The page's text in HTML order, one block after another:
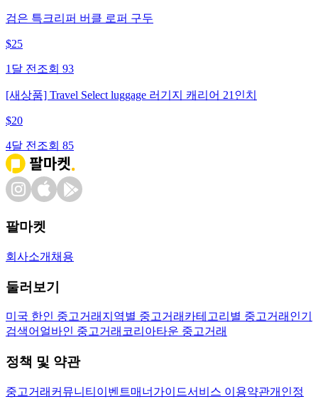
검은 특크리퍼 버클 로퍼 구두
$25
1달 전 조회 93
[새상품] Travel Select luggage 러기지 캐리어 21인치
$20
4달 전 조회 85
팔마켓
회사소개 채용
둘러보기
미국 한인 중고거래 지역별 중고거래 카테고리별 중고거래 인기
검색어 얼바인 중고거래 코리아타운 중고거래
정책 및 약관
중고거래 커뮤니티 이벤트매너가이드서비스 이용약관개인정